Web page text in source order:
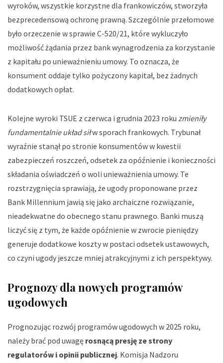
wyroków, wszystkie korzystne dla frankowiczów, stworzyła
bezprecedensową ochronę prawną. Szczególnie przełomowe
było orzeczenie w sprawie C-520/21, które wykluczyło
możliwość żądania przez bank wynagrodzenia za korzystanie
z kapitału po unieważnieniu umowy. To oznacza, że
konsument oddaje tylko pożyczony kapitał, bez żadnych
dodatkowych opłat.
Kolejne wyroki TSUE z czerwca i grudnia 2023 roku zmieniły
fundamentalnie układ siłw sporach frankowych. Trybunał
wyraźnie stanął po stronie konsumentów w kwestii
zabezpieczeń roszczeń, odsetek za opóźnienie i konieczności
składania oświadczeń o woli unieważnienia umowy. Te
rozstrzygnięcia sprawiają, że ugody proponowane przez
Bank Millennium jawią się jako archaiczne rozwiązanie,
nieadekwatne do obecnego stanu prawnego. Banki muszą
liczyć się z tym, że każde opóźnienie w zwrocie pieniędzy
generuje dodatkowe koszty w postaci odsetek ustawowych,
co czyni ugody jeszcze mniej atrakcyjnymi z ich perspektywy.
Prognozy dla nowych programów
ugodowych
Prognozując rozwój programów ugodowych w 2025 roku,
należy brać pod uwagę rosnącą presję ze strony
regulatorów i opinii publicznej. Komisja Nadzoru